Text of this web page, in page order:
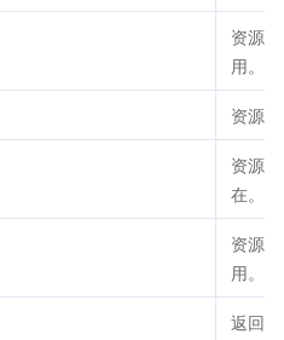
资源
用。
资源
资源
在。
资源
用。
返回